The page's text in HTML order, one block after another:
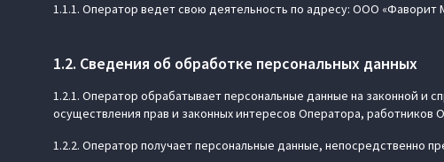
1.1.1. Оператор ведет свою деятельность по адресу: ООО «Фаворит
1.2. Сведения об обработке персональных данных
1.2.1. Оператор обрабатывает персональные данные на законной и
осуществления прав и законных интересов Оператора, работников
1.2.2. Оператор получает персональные данные, непосредственно